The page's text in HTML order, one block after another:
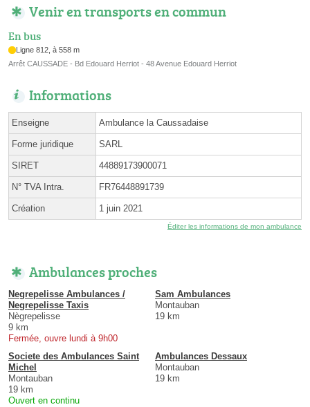
Venir en transports en commun
En bus
Ligne 812, à 558 m
Arrêt CAUSSADE - Bd Edouard Herriot - 48 Avenue Edouard Herriot
Informations
Enseigne Ambulance la Caussadaise
Forme juridique SARL
SIRET 44889173900071
N° TVA Intra. FR76448891739
Création 1 juin 2021
Éditer les informations de mon ambulance
Ambulances proches
Negrepelisse Ambulances /
Negrepelisse Taxis
Nègrepelisse
9 km
Fermée, ouvre lundi à 9h00
Sam Ambulances
Montauban
19 km
Societe des Ambulances Saint
Michel
Montauban
19 km
Ouvert en continu
Ambulances Dessaux
Montauban
19 km